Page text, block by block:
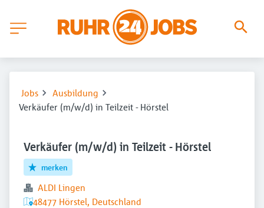
Jobs
Ausbildung
Verkäufer (m/w/d) in Teilzeit - Hörstel
Verkäufer (m/w/d) in Teilzeit - Hörstel
merken
ALDI Lingen
48477 Hörstel, Deutschland